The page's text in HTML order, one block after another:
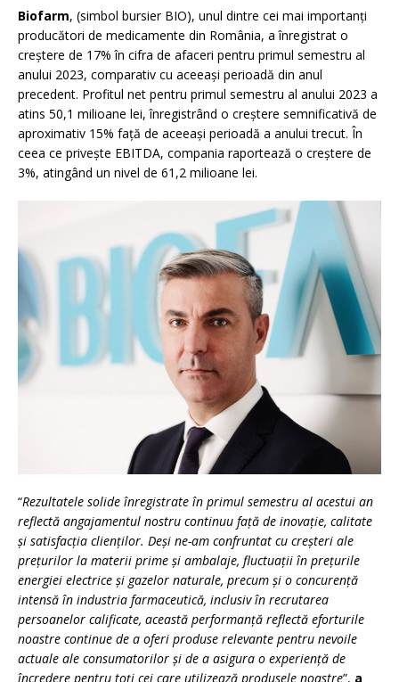
Biofarm, (simbol bursier BIO), unul dintre cei mai importanți
producători de medicamente din România, a înregistrat o
creștere de 17% în cifra de afaceri pentru primul semestru al
anului 2023, comparativ cu aceeași perioadă din anul
precedent. Profitul net pentru primul semestru al anului 2023 a
atins 50,1 milioane lei, înregistrând o creștere semnificativă de
aproximativ 15% față de aceeași perioadă a anului trecut. În
ceea ce privește EBITDA, compania raportează o creștere de
3%, atingând un nivel de 61,2 milioane lei.
“Rezultatele solide înregistrate în primul semestru al acestui an
reflectă angajamentul nostru continuu față de inovație, calitate
și satisfacția clienților. Deși ne-am confruntat cu creșteri ale
prețurilor la materii prime și ambalaje, fluctuații în prețurile
energiei electrice și gazelor naturale, precum și o concurență
intensă în industria farmaceutică, inclusivîn recrutarea
persoanelor calificate, această performanță reflectă eforturile
noastre continue de a oferi produse relevante pentru nevoile
actuale ale consumatorilor și de a asigura o experiență de
încredere pentru toți cei care utilizează produsele noastre”, a